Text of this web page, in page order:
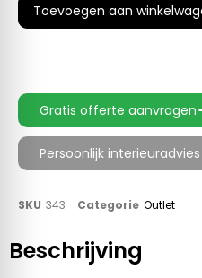
Toevoegen aan
Gratis offerte aanvragen
Persoonlijk interieuradvies
SKU 343 Categorie Outlet
Beschrijving